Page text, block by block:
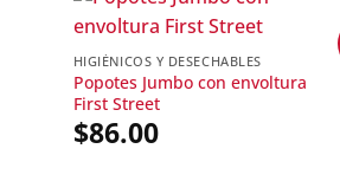
HIGIÉNICOS Y DESECHABLES
Popotes Jumbo con envoltura
First Street
$86.00